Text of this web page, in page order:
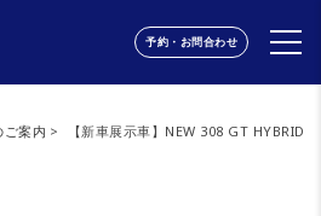
予約・お問合わせ
ご案内 【新車展示車】NEW 308 GT HYBRID